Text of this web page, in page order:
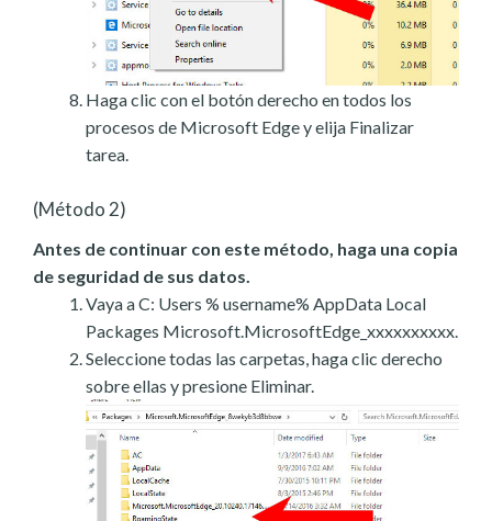
Haga clic con el botón derecho en todos los
procesos de Microsoft Edge y elija Finalizar
tarea.
(Método 2)
Antes de continuar con este método, haga una copia
de seguridad de sus datos.
Vaya a C: Users % username% AppData Local
Packages Microsoft.MicrosoftEdge_xxxxxxxxxx.
Seleccione todas las carpetas, haga clic derecho
sobre ellas y presione Eliminar.